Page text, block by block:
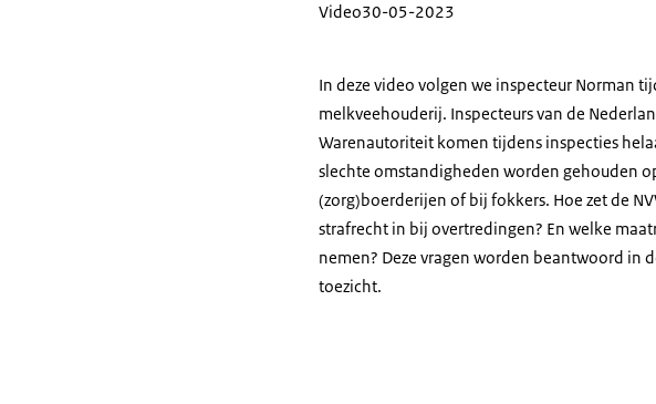
Video30-05-2023
In deze video volgen we inspecteur Norman
melkveehouderij. Inspecteurs van de
Warenautoriteit komen tijdens inspecties
slechte omstandigheden worden gehouden
(zorg)boerderijen of bij fokkers. Hoe zet de
strafrecht in bij overtredingen? En welke
nemen? Deze vragen worden beantwoord in
toezicht.